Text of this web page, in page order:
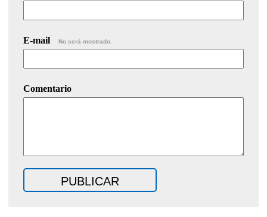
E-mail No será mostrado.
Comentario